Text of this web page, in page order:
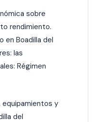
sobre
rendimiento.
en Boadilla del
las
Régimen
equipamientos y
del